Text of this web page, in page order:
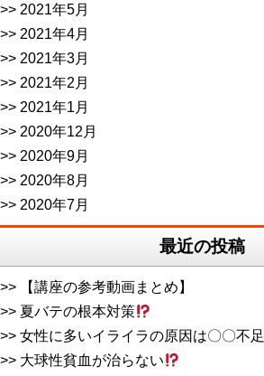
2021年5月
2021年4月
2021年3月
2021年2月
2021年1月
2020年12月
2020年9月
2020年8月
2020年7月
最近の投稿
【講座の参考動画まとめ】
夏バテの根本対策
女性に多いイライラの原因は〇〇不足
大球性貧血が治らない